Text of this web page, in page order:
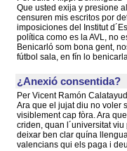
Que usted exija y presione
censuren mis escritos por
imposiciones del Institut
política como es la AVL, no
Benicarló som bona gent,
fútbol sala, en fín lo
¿Anexió consentida?
Per Vicent Ramón Calatayud
Ara que el jujat diu no voler
visiblement cap fòra. Ara
criden, quan l´universitat
deixar ben clar quína
valencians qui els paga i